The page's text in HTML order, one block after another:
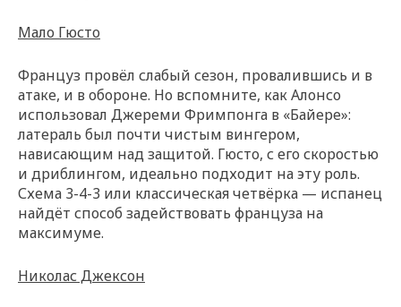
Мало Гюсто
Француз провёл слабый сезон, провалившись и в
атаке, и в обороне. Но вспомните, как Алонсо
использовал Джереми Фримпонга в «Байере»:
латераль был почти чистым вингером,
нависающим над защитой. Гюсто, с его скоростью
и дриблингом, идеально подходит на эту роль.
Схема 3-4-3 или классическая четвёрка — испанец
найдёт способ задействовать француза на
максимуме.
Николас Джексон